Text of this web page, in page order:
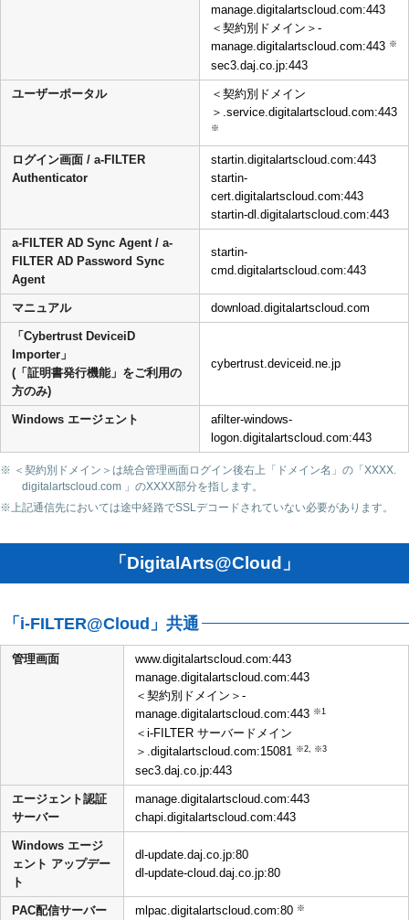
manage.digitalartscloud.com:443
＜契約別ドメイン＞-
manage.digitalartscloud.com:443 ※
sec3.daj.co.jp:443
ユーザーポータル
＜契約別ドメイン
＞.service.digitalartscloud.com:443
※
ログイン画面 / a-FILTER
Authenticator
startin.digitalartscloud.com:443
startin-
cert.digitalartscloud.com:443
startin-dl.digitalartscloud.com:443
a-FILTER AD Sync Agent / a-
FILTER AD Password Sync
Agent
startin-
cmd.digitalartscloud.com:443
マニュアル download.digitalartscloud.com
「Cybertrust DeviceiD
Importer」
(「証明書発行機能」をご利用の
方のみ)
cybertrust.deviceid.ne.jp
Windows エージェント
afilter-windows-
logon.digitalartscloud.com:443
※ ＜契約別ドメイン＞は統合管理画面ログイン後右上「ドメイン名」の「XXXX.
digitalartscloud.com 」のXXXX部分を指します。
※上記通信先においては途中経路でSSLデコードされていない必要があります。
「DigitalArts@Cloud」
「i-FILTER@Cloud」共通
管理画面
www.digitalartscloud.com:443
manage.digitalartscloud.com:443
＜契約別ドメイン＞-
manage.digitalartscloud.com:443 ※1
＜i-FILTER サーバードメイン
＞.digitalartscloud.com:15081 ※2, ※3
sec3.daj.co.jp:443
エージェント認証
サーバー
manage.digitalartscloud.com:443
chapi.digitalartscloud.com:443
Windows エージ
ェント アップデー
ト
dl-update.daj.co.jp:80
dl-update-cloud.daj.co.jp:80
PAC配信サーバー mlpac.digitalartscloud.com:80 ※